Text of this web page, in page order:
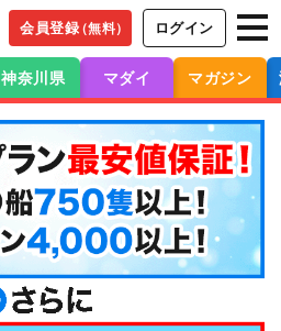
会員登録（無料） ログイン
神奈川県 マダイ マガジン